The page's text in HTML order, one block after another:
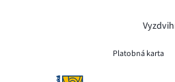
Platobná karta